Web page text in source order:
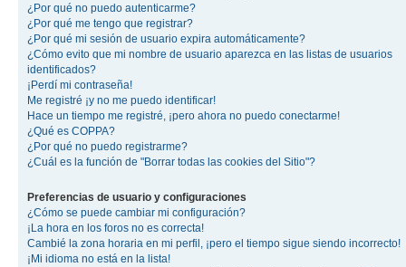
¿Por qué no puedo autenticarme?
¿Por qué me tengo que registrar?
¿Por qué mi sesión de usuario expira automáticamente?
¿Cómo evito que mi nombre de usuario aparezca en las listas de usuarios
identificados?
¡Perdí mi contraseña!
Me registré ¡y no me puedo identificar!
Hace un tiempo me registré, ¡pero ahora no puedo conectarme!
¿Qué es COPPA?
¿Por qué no puedo registrarme?
¿Cuál es la función de "Borrar todas las cookies del Sitio"?
Preferencias de usuario y configuraciones
¿Cómo se puede cambiar mi configuración?
¡La hora en los foros no es correcta!
Cambié la zona horaria en mi perfil, ¡pero el tiempo sigue siendo incorrecto!
¡Mi idioma no está en la lista!